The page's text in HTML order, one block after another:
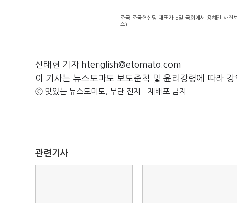
조국 조국혁신당 대표가 5일 국회에서 용혜인 새진
스)
신태현 기자 htenglish@etomato.com
이 기사는 뉴스토마토 보도준칙 및 윤리강령에 따라
ⓒ 맛있는 뉴스토마토, 무단 전재 - 재배포 금지
관련기사